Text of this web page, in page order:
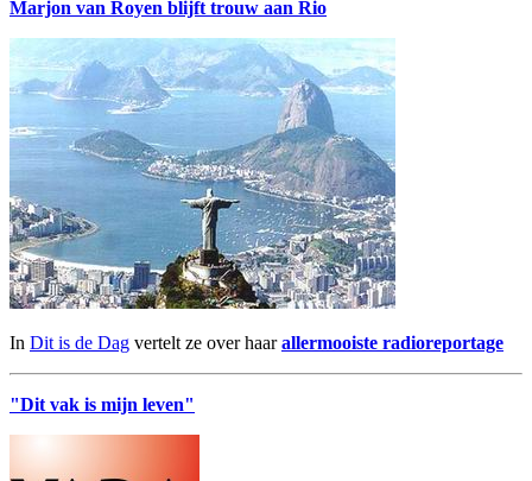
Marjon van Royen blijft trouw aan Rio
In Dit is de Dag vertelt ze over haarallermooiste radioreportage
"Dit vak is mijn leven"